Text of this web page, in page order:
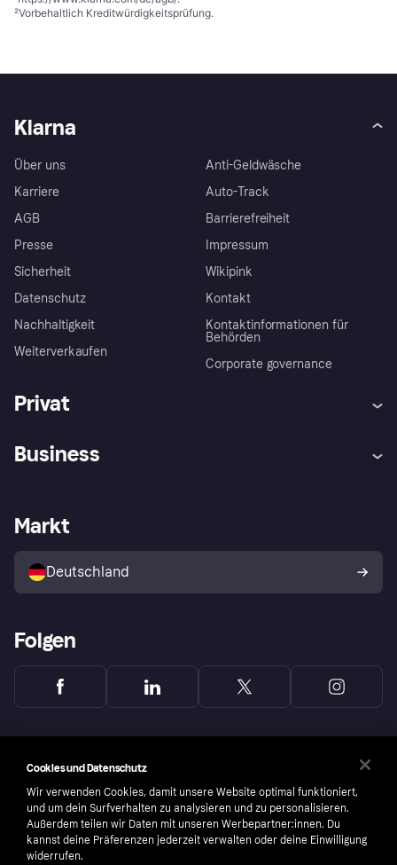
²Vorbehaltlich Kreditwürdigkeitsprüfung.
Klarna
Über uns
Karriere
AGB
Presse
Sicherheit
Datenschutz
Nachhaltigkeit
Weiterverkaufen
Anti-Geldwäsche
Auto-Track
Barrierefreiheit
Impressum
Wikipink
Kontakt
Kontaktinformationen für
Behörden
Corporate governance
Privat
Klarna App
Shops entdecken
Käuferschutzrichtlinie
Dein Widerrufsrecht
Business
Händlerportal
Markt
Deutschland
Folgen
Cookies und Datenschutz
Wir verwenden Cookies, damit unsere Website optimal funktioniert,
und um dein Surfverhalten zu analysieren und zu personalisieren.
Außerdem teilen wir Daten mit unseren Werbepartner:innen. Du
kannst deine Präferenzen jederzeit verwalten oder deine Einwilligung
widerrufen.